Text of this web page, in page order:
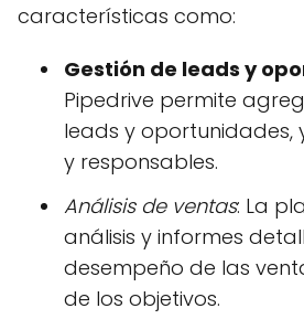
características como:
Gestión de leads y
Pipedrive permite
leads y oportunidades,
y responsables.
Análisis de ventas: La
análisis y informes
desempeño de las
de los objetivos.